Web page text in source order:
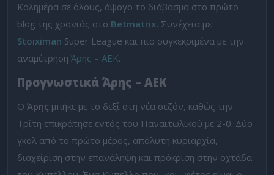
Καλημέρα σε όλους, άψογο το διάβασμα στο πρώτο
blog της χρονιάς στο Betmatrix. Συνέχεια με
Stoiximan Super League και πιο συγκεκριμένα με την
αναμέτρηση Άρης – ΑΕΚ.
Προγνωστικά Άρης – ΑΕΚ
Ο Άρης μπήκε με το δεξί στη νέα σεζόν, καθώς την
Τρίτη επικράτησε εντός του Παναιτωλικού με 2-0. Δύο
γκολ από το πρώτο μέρος, απόλυτη κυριαρχία,
διαχείριση στην επανάληψη και πρόκριση στην οχτάδα